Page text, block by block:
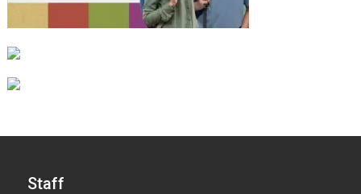
Staff